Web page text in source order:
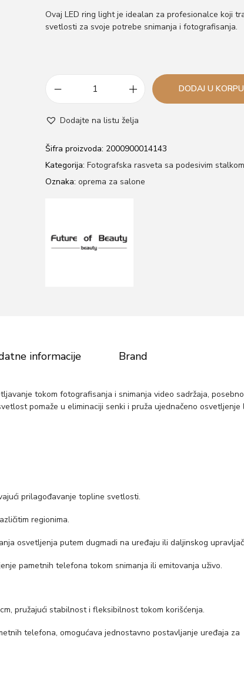
Ovaj LED ring light je idealan za profesionalce koji
svetlosti za svoje potrebe snimanja i fotografisanja.
R
i
n
g
M
N
l
i
DODAJ U KORPU
Dodajte na listu želja
Šifra proizvoda: 2000900014143
Kategorija: Fotografska rasveta sa podesivim stalkom
Oznaka: oprema za salone
informacije Brand
tokom fotografisanja i snimanja video sadržaja,
pomaže u eliminaciji senki i pruža ujednačeno osvetljenje
prilagođavanje topline svetlosti.
regionima.
osvetljenja putem dugmadi na uređaju ili daljinskog
pametnih telefona tokom snimanja ili emitovanja uživo.
pružajući stabilnost i fleksibilnost tokom korišćenja.
telefona, omogućava jednostavno postavljanje uređaja za